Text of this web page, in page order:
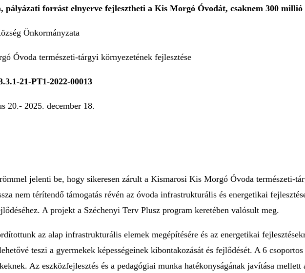
pályázati forrást elnyerve fejlesztheti a Kis Morgó Óvodát, csaknem 300
Önkormányzata
Óvoda természeti-tárgyi környezetének fejlesztése
21-PT1-2022-00013
20.- 2025. december 18.
jelenti be, hogy sikeresen zárult a Kismarosi Kis Morgó Óvoda természeti-
nem térítendő támogatás révén az óvoda infrastrukturális és energetikai
A projekt a Széchenyi Terv Plusz program keretében valósult meg.
az alap infrastrukturális elemek megépítésére és az energetikai
teszi a gyermekek képességeinek kibontakozását és fejlődését. A 6
Az eszközfejlesztés és a pedagógiai munka hatékonyságának javítása